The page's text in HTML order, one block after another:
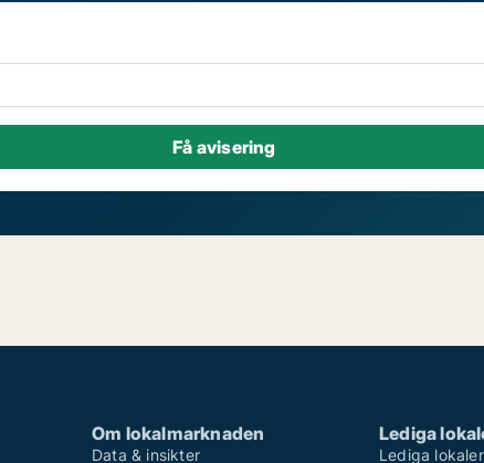
Om lokalmarknaden
Data & insikter
Lediga
Lediga